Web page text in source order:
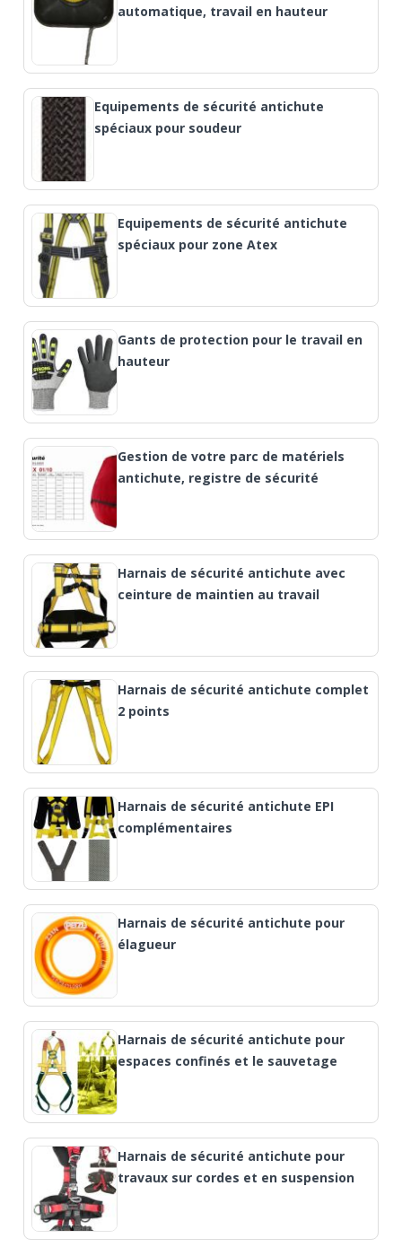
automatique, travail en hauteur
Equipements de sécurité antichute
spéciaux pour soudeur
Equipements de sécurité antichute
spéciaux pour zone Atex
Gants de protection pour le travail en
hauteur
Gestion de votre parc de matériels
antichute, registre de sécurité
Harnais de sécurité antichute avec
ceinture de maintien au travail
Harnais de sécurité antichute complet
2 points
Harnais de sécurité antichute EPI
complémentaires
Harnais de sécurité antichute pour
élagueur
Harnais de sécurité antichute pour
espaces confinés et le sauvetage
Harnais de sécurité antichute pour
travaux sur cordes et en suspension